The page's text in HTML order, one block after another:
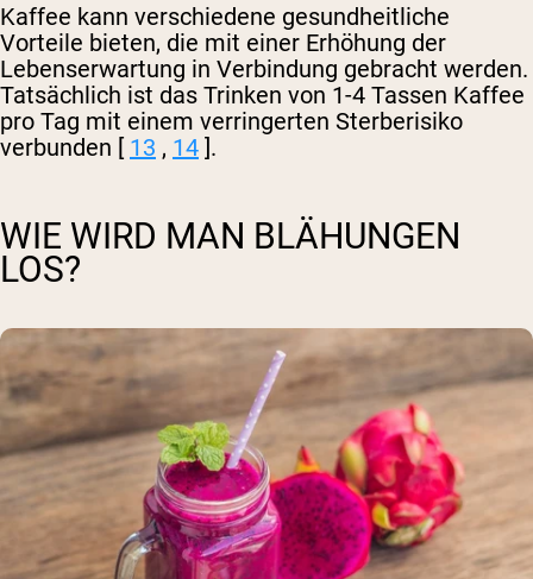
Kaffee kann verschiedene gesundheitliche
Vorteile bieten, die mit einer Erhöhung der
Lebenserwartung in Verbindung gebracht werden.
Tatsächlich ist das Trinken von 1-4 Tassen Kaffee
pro Tag mit einem verringerten Sterberisiko
verbunden [ 13 , 14 ].
WIE WIRD MAN BLÄHUNGEN
LOS?